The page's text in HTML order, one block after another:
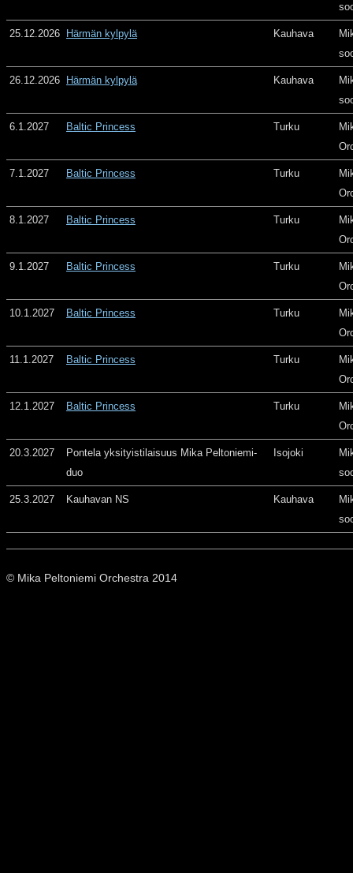
25.12.2026 Härmän kylpylä Kauhava
26.12.2026 Härmän kylpylä Kauhava
6.1.2027 Baltic Princess Turku
7.1.2027 Baltic Princess Turku
8.1.2027 Baltic Princess Turku
9.1.2027 Baltic Princess Turku
10.1.2027 Baltic Princess Turku
11.1.2027 Baltic Princess Turku
12.1.2027 Baltic Princess Turku
20.3.2027
Pontela yksityistilaisuus Mika Peltoniemi-
duo
Isojoki
25.3.2027 Kauhavan NS Kauhava
© Mika Peltoniemi Orchestra 2014